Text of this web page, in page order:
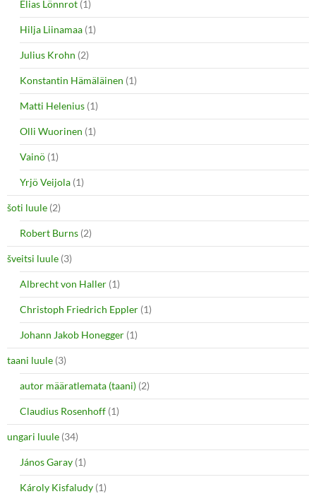
Elias Lönnrot (1)
Hilja Liinamaa (1)
Julius Krohn (2)
Konstantin Hämäläinen (1)
Matti Helenius (1)
Olli Wuorinen (1)
Vainö (1)
Yrjö Veijola (1)
šoti luule (2)
Robert Burns (2)
šveitsi luule (3)
Albrecht von Haller (1)
Christoph Friedrich Eppler (1)
Johann Jakob Honegger (1)
taani luule (3)
autor määratlemata (taani) (2)
Claudius Rosenhoff (1)
ungari luule (34)
János Garay (1)
Károly Kisfaludy (1)